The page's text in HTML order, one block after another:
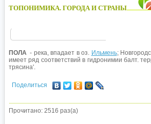
ТОПОНИМИКА. ГОРОДА И СТРАНЫ
ПОЛА - река, впадает в оз. Ильмень;
имеет ряд соответствий в гидронимии балт.
трясина'.
Поделиться
Прочитано: 2516 раз(а)